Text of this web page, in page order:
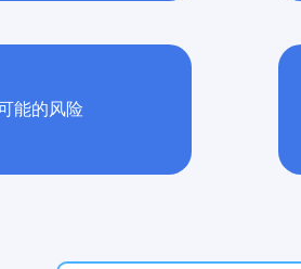
能的风险